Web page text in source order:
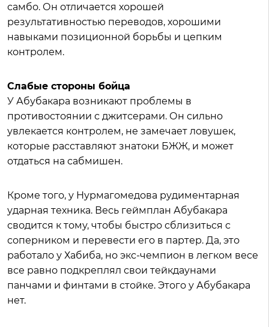
самбо. Он отличается хорошей
результативностью переводов, хорошими
навыками позиционной борьбы и цепким
контролем.
Слабые стороны бойца
У Абубакара возникают проблемы в
противостоянии с джитсерами. Он сильно
увлекается контролем, не замечает ловушек,
которые расставляют знатоки БЖЖ, и может
отдаться на сабмишен.
Кроме того, у Нурмагомедова рудиментарная
ударная техника. Весь геймплан Абубакара
сводится к тому, чтобы быстро сблизиться с
соперником и перевести его в партер. Да, это
работало у Хабиба, но экс-чемпион в легком весе
все равно подкреплял свои тейкдаунами
панчами и финтами в стойке. Этого у Абубакара
нет.